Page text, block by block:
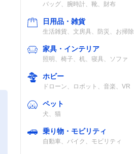
バッグ、腕時計、靴、財布
日用品・雑貨
生活雑貨、文房具、防災、お掃除
家具・インテリア
照明、椅子、机、寝具、ソファ
ホビー
ドローン、ロボット、音楽、VR
ペット
犬、猫
乗り物・モビリティ
自動車、バイク、モビリティ